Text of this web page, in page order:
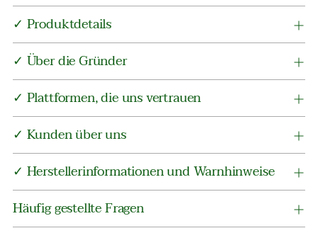
Produkt
in
den
Warenkorb
legen
✓ Produktdetails
✓ Über die Gründer
✓ Plattformen, die uns vertrauen
✓ Kunden über uns
✓ Herstellerinformationen und Warnhinweise
Häufig gestellte Fragen